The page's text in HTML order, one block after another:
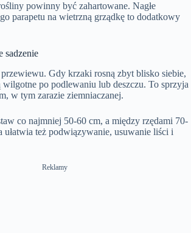
powinny być zahartowane. Nagłe
parapetu na wietrzną grządkę to dodatkowy
sadzenie
Gdy krzaki rosną zbyt blisko siebie,
wilgotne po podlewaniu lub deszczu. To sprzyja
w tym zarazie ziemniaczanej.
co najmniej 50-60 cm, a między rzędami 70-
ułatwia też podwiązywanie, usuwanie liści i
Reklamy